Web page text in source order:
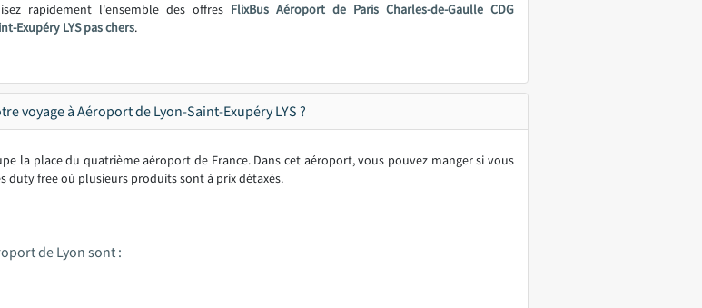
rapidement l'ensemble des offres FlixBus Aéroport de Paris Charles-de-Gaulle CDG
Exupéry LYS pas chers.
voyage à Aéroport de Lyon-Saint-Exupéry LYS ?
la place du quatrième aéroport de France. Dans cet aéroport, vous pouvez manger si vous
duty free où plusieurs produits sont à prix détaxés.
de Lyon sont :